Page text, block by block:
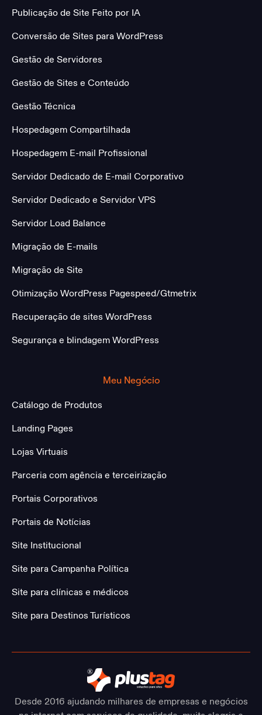
Publicação de Site Feito por IA
Conversão de Sites para WordPress
Gestão de Servidores
Gestão de Sites e Conteúdo
Gestão Técnica
Hospedagem Compartilhada
Hospedagem E-mail Profissional
Servidor Dedicado de E-mail Corporativo
Servidor Dedicado e Servidor VPS
Servidor Load Balance
Migração de E-mails
Migração de Site
Otimização WordPress Pagespeed/Gtmetrix
Recuperação de sites WordPress
Segurança e blindagem WordPress
Meu Negócio
Catálogo de Produtos
Landing Pages
Lojas Virtuais
Parceria com agência e terceirização
Portais Corporativos
Portais de Notícias
Site Institucional
Site para Campanha Política
Site para clínicas e médicos
Site para Destinos Turísticos
Desde 2016 ajudando milhares de empresas e negócios